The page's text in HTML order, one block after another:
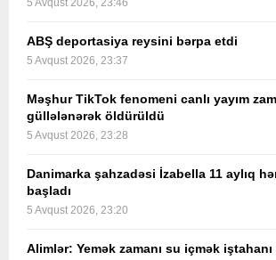
5 Avqust 2026, 23:46
ABŞ deportasiya reysini bərpa etdi
5 Avqust 2026, 23:37
Məşhur TikTok fenomeni canlı yayım
güllələnərək öldürüldü
5 Avqust 2026, 23:28
Danimarka şahzadəsi İzabella 11 aylıq
başladı
5 Avqust 2026, 23:20
Alimlər: Yemək zamanı su içmək iştahanı